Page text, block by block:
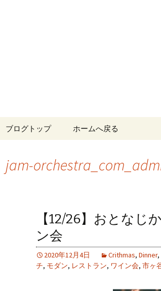
コンテンツへ移動
ブログトップ ホームへ戻る
jam-
【12/26】おとなじ
ン会
2020年12月4日 Crithmas, Dinner,
チ, モダン, レストラン, ワイン会, 市ヶ